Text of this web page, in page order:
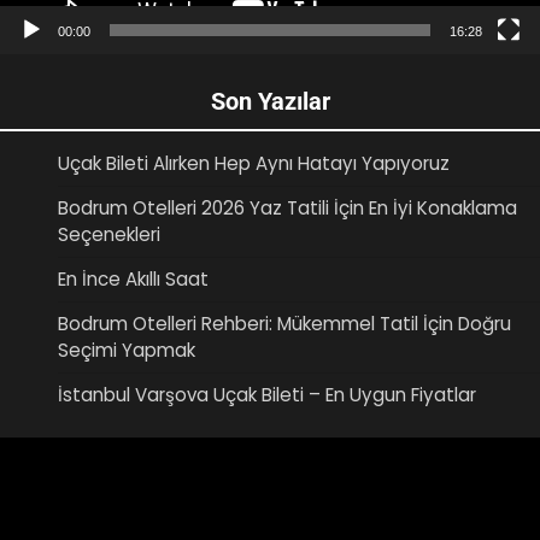
00:00 16:28
Son Yazılar
Uçak Bileti Alırken Hep Aynı Hatayı Yapıyoruz
Bodrum Otelleri 2026 Yaz Tatili İçin En İyi Konaklama
Seçenekleri
En İnce Akıllı Saat
Bodrum Otelleri Rehberi: Mükemmel Tatil İçin Doğru
Seçimi Yapmak
İstanbul Varşova Uçak Bileti – En Uygun Fiyatlar